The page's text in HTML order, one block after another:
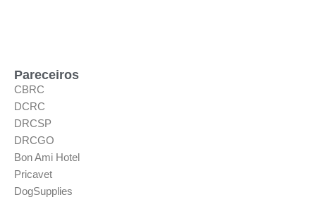
Pareceiros
CBRC
DCRC
DRCSP
DRCGO
Bon Ami Hotel
Pricavet
DogSupplies